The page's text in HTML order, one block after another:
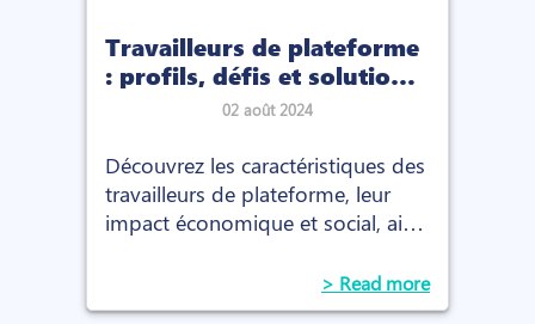
Travailleurs de plateforme
: profils, défis et solutions
de protection02 août 2024
Découvrez les caractéristiques des
travailleurs de plateforme, leur
impact économique et social, ainsi
améliorer leurs conditions de
travail.
> Read more